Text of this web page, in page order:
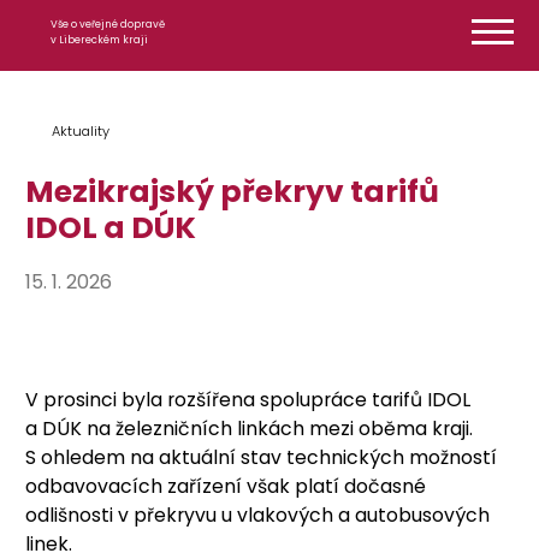
Vše o veřejné dopravě
v Libereckém kraji
Aktuality
Mezikrajský překryv tarifů
IDOL a DÚK
15. 1. 2026
V prosinci byla rozšířena spolupráce tarifů IDOL
a DÚK na železničních linkách mezi oběma kraji.
S ohledem na aktuální stav technických možností
odbavovacích zařízení však platí dočasné
odlišnosti v překryvu u vlakových a autobusových
linek.